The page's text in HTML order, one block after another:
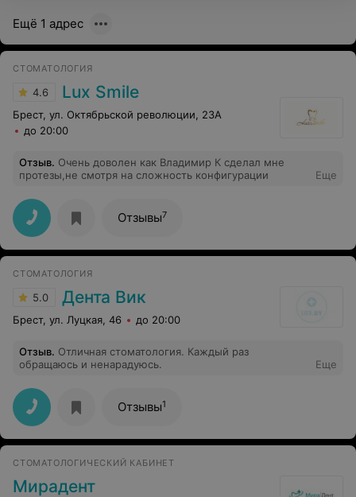
Ещё 1 адрес
СТОМАТОЛОГИЯ
4.6 Lux Smile
Брест, ул. Октябрьской революции, 23А
до 20:00
Отзыв. Очень доволен как Владимир К сделал мне
протезы,не смотря на сложность конфигурации
Еще
Отзывы7
СТОМАТОЛОГИЯ
5.0 Дента Вик
Брест, ул. Луцкая, 46 до 20:00
Отзыв. Отличная стоматология. Каждый раз
обращаюсь и ненарадуюсь.
Еще
Отзывы1
СТОМАТОЛОГИЧЕСКИЙ КАБИНЕТ
Мирадент